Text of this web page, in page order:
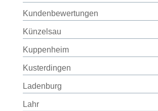
Kundenbewertungen
Künzelsau
Kuppenheim
Kusterdingen
Ladenburg
Lahr